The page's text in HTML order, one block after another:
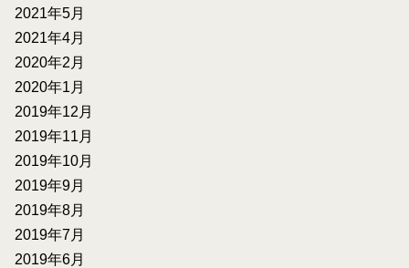
2021年5月
2021年4月
2020年2月
2020年1月
2019年12月
2019年11月
2019年10月
2019年9月
2019年8月
2019年7月
2019年6月